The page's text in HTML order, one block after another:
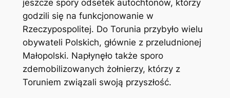
jeszcze spory odsetek autochtonów, którzy
godzili się na funkcjonowanie w
Rzeczypospolitej. Do Torunia przybyło wielu
obywateli Polskich, głównie z przeludnionej
Małopolski. Napłynęło także sporo
zdemobilizowanych żołnierzy, którzy z
Toruniem związali swoją przyszłość.